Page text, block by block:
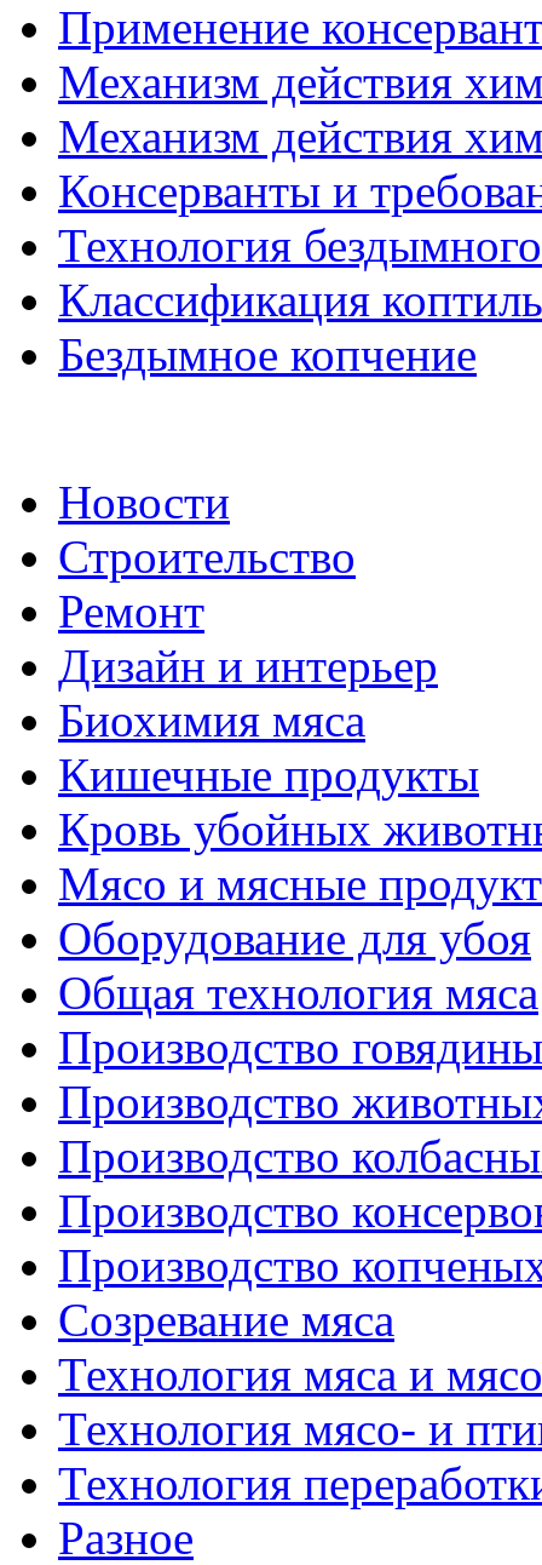
Применение
Механизм действия
Механизм действия
Консерванты и
Технология
Классификация
Бездымное копчение
Новости
Строительство
Ремонт
Дизайн и интерьер
Биохимия мяса
Кишечные продукты
Кровь убойных
Мясо и мясные
Оборудование для убоя
Общая технология мяса
Производство говядины
Производство
Производство
Производство
Производство
Созревание мяса
Технология мяса и
Технология мясо- и
Технология
Разное